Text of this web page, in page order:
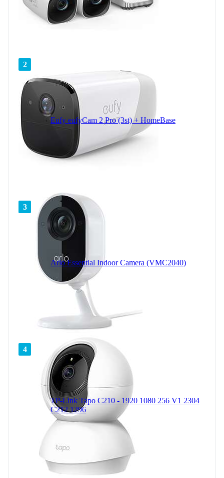
2
Eufy eufyCam 2 Pro (3st) + HomeBase
3
Arlo Essential Indoor Camera (VMC2040)
4
TP-Link Tapo C210 - 1920 1080 256 V1 2304
C212 1296